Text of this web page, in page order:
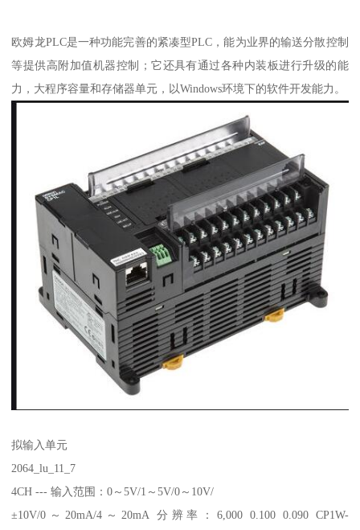
欧姆龙PLC是一种功能完善的紧凑型PLC，能为业界的输送分散控制
等提供高附加值机器控制；它还具有通过各种内装板进行升级的能
力，大程序容量和存储器单元，以Windows环境下的软件开发能力。
拟输入单元
2064_lu_11_7
4CH --- 输入范围：0～5V/1～5V/0～10V/
±10V/0～20mA/4～20mA 分辨率：6,000 0.100 0.090 CP1W-